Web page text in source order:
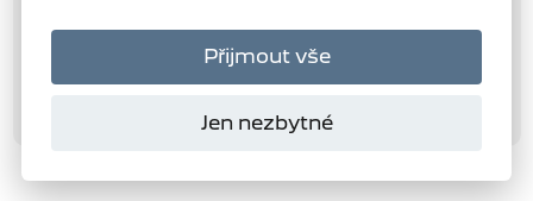
Přijmout vše
Jen nezbytné